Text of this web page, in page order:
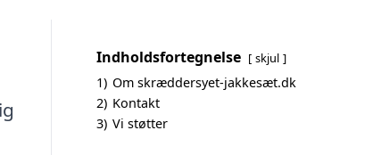
Indholdsfortegnelse skjul
1) Om skræddersyet-jakkesæt.dk
2) Kontakt
3) Vi støtter